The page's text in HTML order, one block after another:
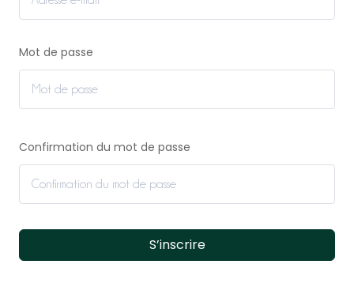
Mot de passe
Confirmation du mot de passe
S’inscrire